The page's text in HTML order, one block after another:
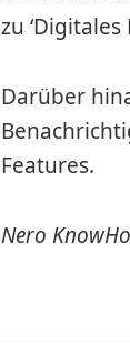
zu
Darüber
Features.
Nero